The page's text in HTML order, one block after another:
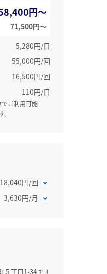
円～
71,500円〜
5,280円/日
55,000円/回
16,500円/回
110円/日
ご利用可能
18,040円/回
3,630円/月
５丁目1-34 ﾌﾟﾘ